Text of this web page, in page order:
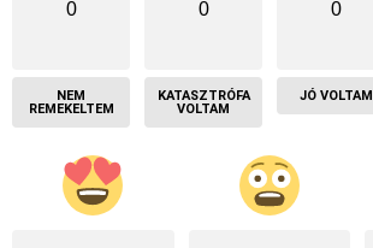
0
NEM
REMEKELTEM
0
KATASZTRÓFA
VOLTAM
0
JÓ VOLTAM